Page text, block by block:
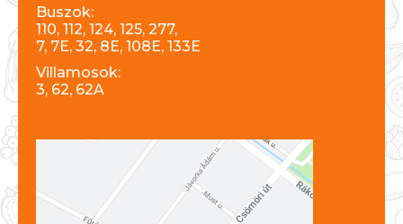
Buszok:
110, 112, 124, 125, 277,
7, 7E, 32, 8E, 108E, 133E
Villamosok:
3, 62, 62A